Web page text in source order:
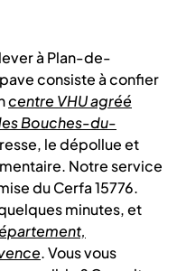
à Plan-de-
consiste à confier
centre VHU agréé
Bouches-du-
le dépollue et
Notre service
du Cerfa 15776.
minutes, et
. Vous vous